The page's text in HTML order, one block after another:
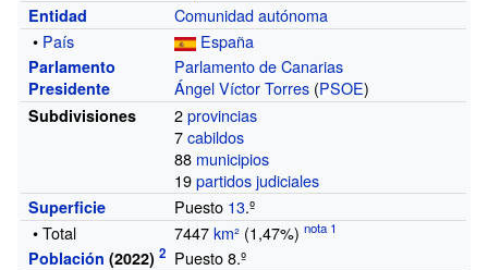
Entidad
Comunidad autónoma
• País España
Parlamento
Presidente
Parlamento de Canarias
Ángel Víctor Torres (PSOE)
Subdivisiones 2provincias
7cabildos
88 municipios
19partidos judiciales
Superficie Puesto 13.º
• Total
7447km² (1,47%)
Población (2022)
Puesto 8.º